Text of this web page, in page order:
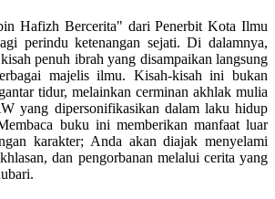
Hafizh Bercerita" dari Penerbit Kota Ilmu
perindu ketenangan sejati. Di dalamnya,
penuh ibrah yang disampaikan langsung
majelis ilmu. Kisah-kisah ini bukan
tidur, melainkan cerminan akhlak mulia
yang dipersonifikasikan dalam laku hidup
buku ini memberikan manfaat luar
karakter; Anda akan diajak menyelami
dan pengorbanan melalui cerita yang